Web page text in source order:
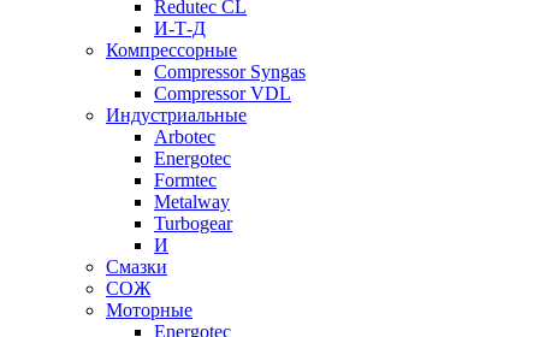
Redutec CL
И-Т-Д
Компрессорные
Compressor Syngas
Compressor VDL
Индустриальные
Arbotec
Energotec
Formtec
Metalway
Turbogear
И
Смазки
СОЖ
Моторные
Energotec